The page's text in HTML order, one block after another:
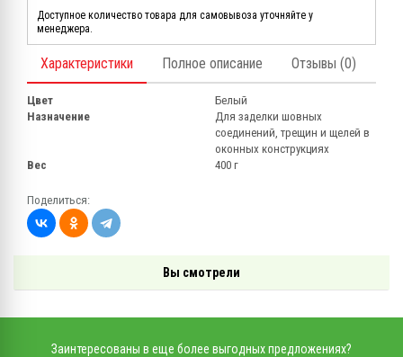
Доступное количество товара для самовывоза уточняйте у
менеджера.
Характеристики Полное описание Отзывы (0)
Цвет
Белый
Назначение
Для заделки шовных
соединений, трещин и щелей в
оконных конструкциях
Вес
400 г
Поделиться:
Вы смотрели
Заинтересованы в еще более выгодных предложениях?